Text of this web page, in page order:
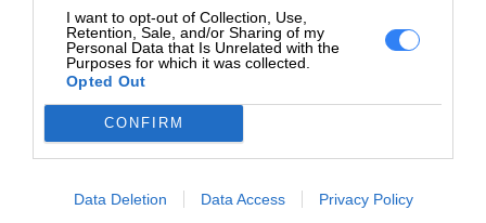
I want to opt-out of Collection, Use,
Retention, Sale, and/or Sharing of my
Personal Data that Is Unrelated with the
Purposes for which it was collected.
Opted Out
CONFIRM
Data Deletion Data Access Privacy Policy
Regulacja pozycji
ekranu
Wysokość, pivot (obrót),
pokrętło, odchylenie
Kąt pochylenia
Kąt obrotu
Kąt rotacji 180
Regulacja